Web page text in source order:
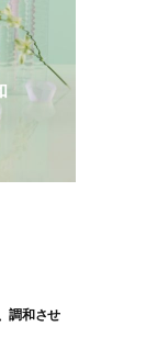
調和させ